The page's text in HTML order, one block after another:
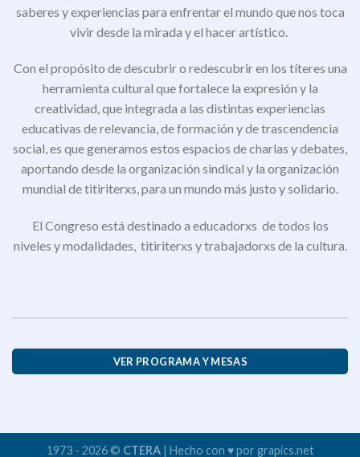
saberes y experiencias para enfrentar el mundo que nos toca
vivir desde la mirada y el hacer artístico.
Con el propósito de descubrir o redescubrir en los títeres una
herramienta cultural que fortalece la expresión y la
creatividad, que integrada a las distintas experiencias
educativas de relevancia, de formación y de trascendencia
social, es que generamos estos espacios de charlas y debates,
aportando desde la organización sindical y la organización
mundial de titiriterxs, para un mundo más justo y solidario.
El Congreso está destinado a educadorxs de todos los
niveles y modalidades, titiriterxs y trabajadorxs de la cultura.
VER PROGRAMA Y MESAS
1973 - 2026 © CTERA| Hecho con ♥ por grapics.net